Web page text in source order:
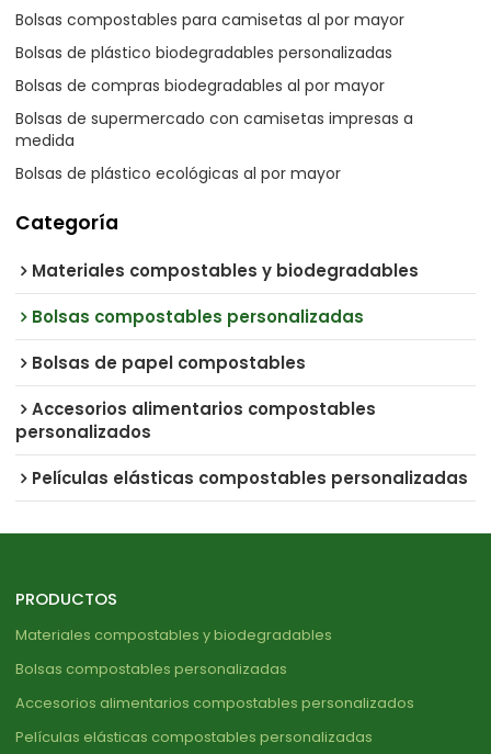
Bolsas compostables para camisetas al por mayor
Bolsas de plástico biodegradables personalizadas
Bolsas de compras biodegradables al por mayor
Bolsas de supermercado con camisetas impresas a
medida
Bolsas de plástico ecológicas al por mayor
Categoría
Materiales compostables y biodegradables
Bolsas compostables personalizadas
Bolsas de papel compostables
Accesorios alimentarios compostables
personalizados
Películas elásticas compostables personalizadas
PRODUCTOS
Materiales compostables y biodegradables
Bolsas compostables personalizadas
Accesorios alimentarios compostables personalizados
Películas elásticas compostables personalizadas